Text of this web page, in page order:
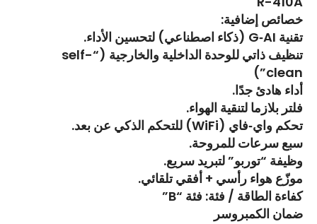
خصائص إضافية:
تقنية G‑AI (ذكاء اصطناعي) لتحسين الأداء.
تنظيف ذاتي للوحدة الداخلية والخارجية (“self-
clean”)
أداء هادئ جدًا.
فلتر بلازما لتنقية الهواء.
تحكم واي‑فاي (WiFi) للتحكم الذكي عن بعد.
سبع سرعات للمروحة.
وظيفة “توربو” لتبريد سريع.
موزّع هواء رأسي + أفقي تلقائي.
كفاءة الطاقة / فئة: فئة “B”
ضمان الكمبروسر